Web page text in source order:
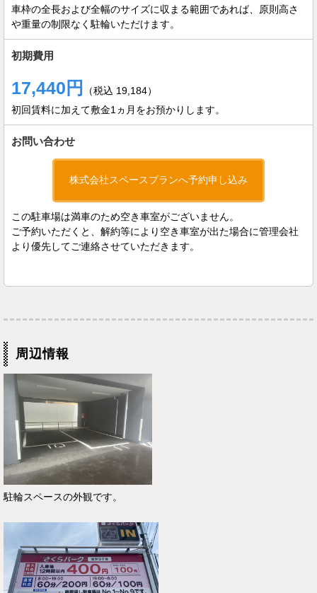
車枠の全長および全幅のサイズに収まる範囲であれば、原則高さ
や重量の制限なく駐輪いただけます。
初期費用
17,440円
（税込 19,184）
初回賃料に加えて敷金1ヵ月をお預かりします。
お問い合わせ
株式会社スペースプランへ予約申し込み
この駐車場は満車のため空き車室がございません。
ご予約いただくと、解約等により空き車室が出た場合に管理会社
より優先してご連絡させていただきます。
周辺情報
駐輪スペースの外観です。